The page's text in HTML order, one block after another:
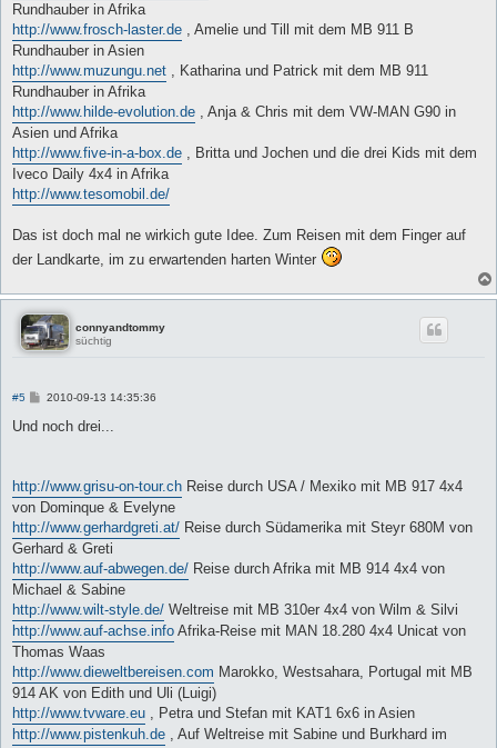
Rundhauber in Afrika
http://www.frosch-laster.de , Amelie und Till mit dem MB 911 B
Rundhauber in Asien
http://www.muzungu.net , Katharina und Patrick mit dem MB 911
Rundhauber in Afrika
http://www.hilde-evolution.de , Anja & Chris mit dem VW-MAN G90 in
Asien und Afrika
http://www.five-in-a-box.de , Britta und Jochen und die drei Kids mit dem
Iveco Daily 4x4 in Afrika
http://www.tesomobil.de/
Das ist doch mal ne wirkich gute Idee. Zum Reisen mit dem Finger auf
der Landkarte, im zu erwartenden harten Winter
connyandtommy
süchtig
#5
B
i
2010-09-13 14:35:36
Und noch drei...
http://www.grisu-on-tour.ch Reise durch USA / Mexiko mit MB 917 4x4
von Dominque & Evelyne
http://www.gerhardgreti.at/ Reise durch Südamerika mit Steyr 680M von
Gerhard & Greti
http://www.auf-abwegen.de/ Reise durch Afrika mit MB 914 4x4 von
Michael & Sabine
http://www.wilt-style.de/ Weltreise mit MB 310er 4x4 von Wilm & Silvi
http://www.auf-achse.info Afrika-Reise mit MAN 18.280 4x4 Unicat von
Thomas Waas
http://www.dieweltbereisen.com Marokko, Westsahara, Portugal mit MB
914 AK von Edith und Uli (Luigi)
http://www.tvware.eu , Petra und Stefan mit KAT1 6x6 in Asien
http://www.pistenkuh.de , Auf Weltreise mit Sabine und Burkhard im